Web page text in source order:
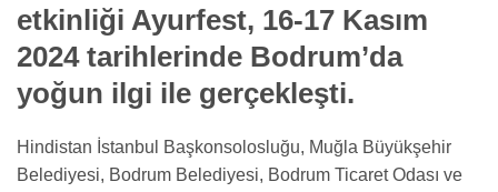
etkinliği Ayurfest, 16-17 Kasım
2024 tarihlerinde Bodrum’da
yoğun ilgi ile gerçekleşti.
Hindistan İstanbul Başkonsolosluğu, Muğla Büyükşehir
Belediyesi, Bodrum Belediyesi, Bodrum Ticaret Odası ve